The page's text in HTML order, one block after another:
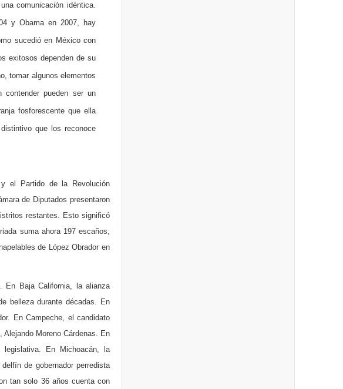
comunicación idéntica.
y Obama en 2007, hay
sucedió en México con
exitosos dependen de su
tomar algunos elementos
contender pueden ser un
fosforescente que ella
que los reconoce
el Partido de la Revolución
de Diputados presentaron
restantes. Esto significó
suma ahora 197 escaños,
de López Obrador en
En Baja California, la alianza
belleza durante décadas. En
En Campeche, el candidato
Moreno Cárdenas. En
En Michoacán, la
de gobernador perredista
tan solo 36 años cuenta con